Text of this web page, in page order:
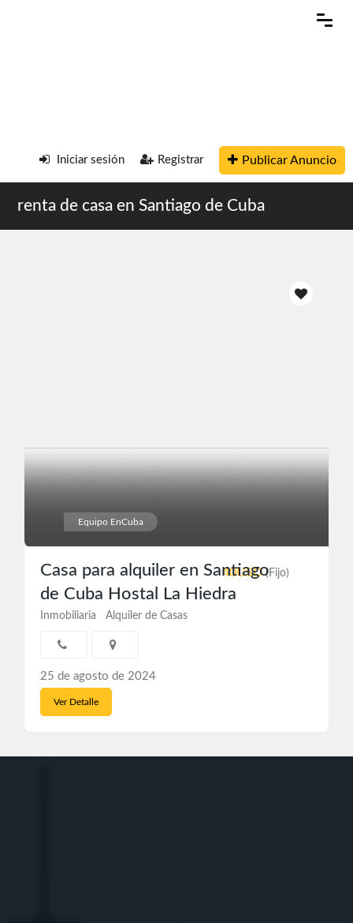
Iniciar sesión Registrar Publicar Anuncio
renta de casa en Santiago de Cuba
Equipo EnCuba
40USD(Fijo)
Casa para alquiler en Santiago
de Cuba Hostal La Hiedra
Inmobiliaria Alquiler de Casas
25 de agosto de 2024
Ver Detalle